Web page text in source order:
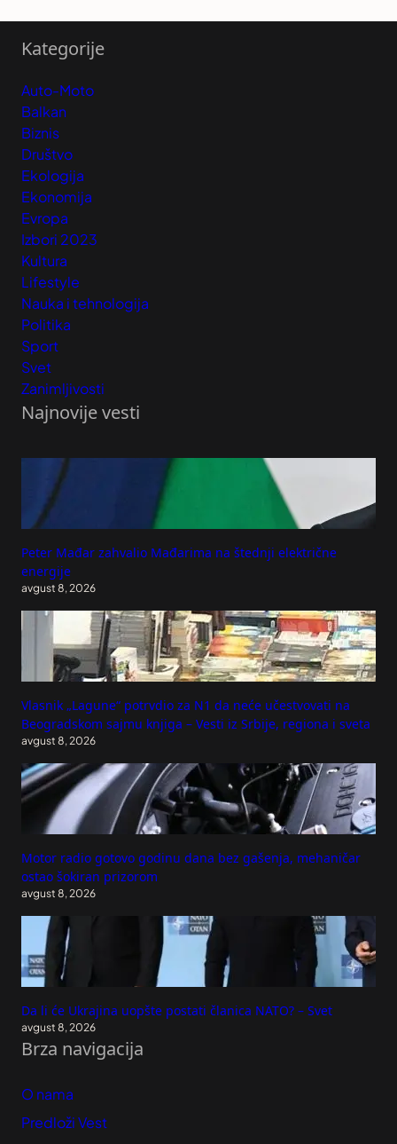
Kategorije
Auto-Moto
Balkan
Biznis
Društvo
Ekologija
Ekonomija
Evropa
Izbori 2023
Kultura
Lifestyle
Nauka i tehnologija
Politika
Sport
Svet
Zanimljivosti
Najnovije vesti
Peter Mađar zahvalio Mađarima na štednji električne
energije
avgust 8, 2026
Vlasnik „Lagune“ potrvdio za N1 da neće učestvovati na
Beogradskom sajmu knjiga – Vesti iz Srbije, regiona i sveta
avgust 8, 2026
Motor radio gotovo godinu dana bez gašenja, mehaničar
ostao šokiran prizorom
avgust 8, 2026
Da li će Ukrajina uopšte postati članica NATO? – Svet
avgust 8, 2026
Brza navigacija
O nama
Predloži Vest